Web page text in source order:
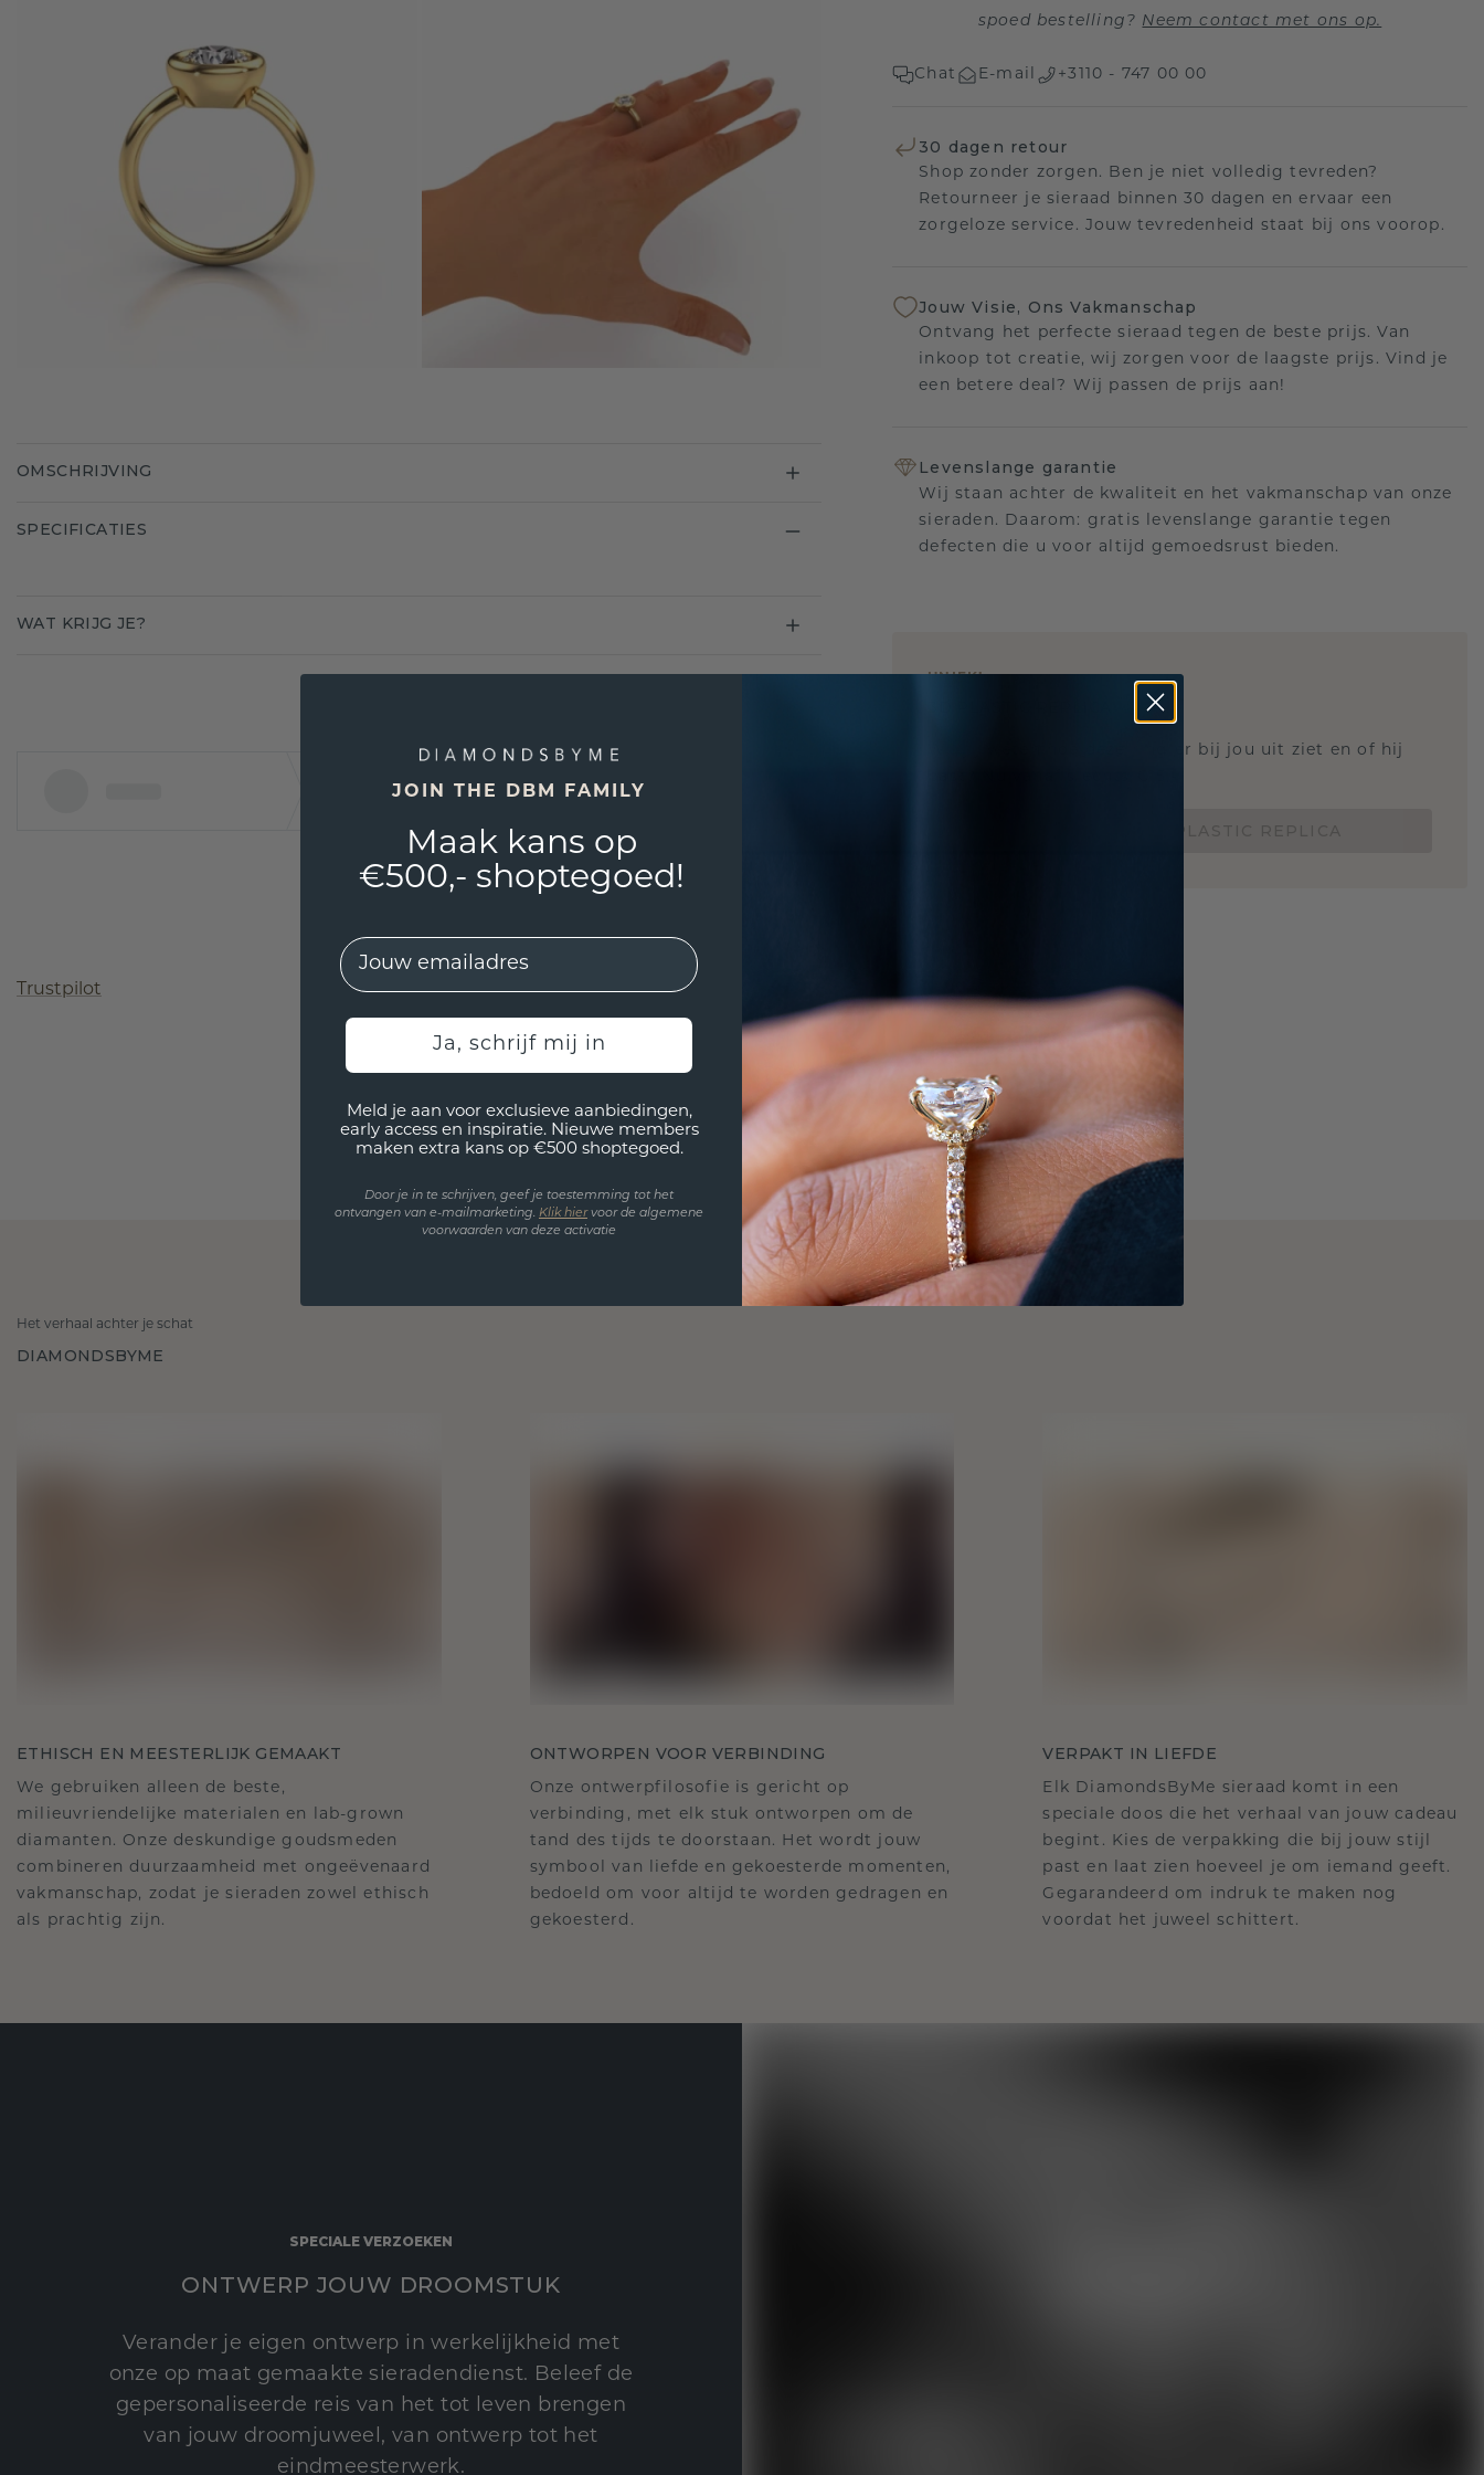
spoed bestelling? Neem contact met ons op.
Chat E-mail +3110 - 747 00 00
30 dagen retour
Shop zonder zorgen. Ben je niet volledig tevreden?
Retourneer je sieraad binnen 30 dagen en ervaar een
zorgeloze service. Jouw tevredenheid staat bij ons voorop.
Jouw Visie, Ons Vakmanschap
Ontvang het perfecte sieraad tegen de beste prijs. Van
inkoop tot creatie, wij zorgen voor de laagste prijs. Vind je
een betere deal? Wij passen de prijs aan!
Levenslange garantie
Wij staan achter de kwaliteit en het vakmanschap van onze
sieraden. Daarom: gratis levenslange garantie tegen
defecten die u voor altijd gemoedsrust bieden.
UNIEK!
Wil jij weten hoe deze ring er bij jou uit ziet en of hij
OMSCHRIJVING
SPECIFICATIES
WAT KRIJG JE?
Trustpilot
Het verhaal achter je schat
DIAMONDSBYME
ETHISCH EN MEESTERLIJK GEMAAKT
We gebruiken alleen de beste,
milieuvriendelijke materialen en lab-grown
diamanten. Onze deskundige goudsmeden
combineren duurzaamheid met ongeëvenaard
vakmanschap, zodat je sieraden zowel ethisch
als prachtig zijn.
ONTWORPEN VOOR VERBINDING
Onze ontwerpfilosofie is gericht op
verbinding, met elk stuk ontworpen om de
tand des tijds te doorstaan. Het wordt jouw
symbool van liefde en gekoesterde momenten,
bedoeld om voor altijd te worden gedragen en
gekoesterd.
VERPAKT IN LIEFDE
Elk DiamondsByMe sieraad komt in een
speciale doos die het verhaal van jouw cadeau
begint. Kies de verpakking die bij jouw stijl
past en laat zien hoeveel je om iemand geeft.
Gegarandeerd om indruk te maken nog
voordat het juweel schittert.
SPECIALE VERZOEKEN
ONTWERP JOUW DROOMSTUK
Verander je eigen ontwerp in werkelijkheid met
onze op maat gemaakte sieradendienst. Beleef de
gepersonaliseerde reis van het tot leven brengen
van jouw droomjuweel, van ontwerp tot het
eindmeesterwerk.
JOIN THE DBM FAMILY
Maak kans op
€500,- shoptegoed!
EMail
Ja, schrijf mij in
Meld je aan voor exclusieve aanbiedingen,
early access en inspiratie. Nieuwe members
maken extra kans op €500 shoptegoed.
Door je in te schrijven, geef je toestemming tot het
ontvangen van e-mailmarketing. Klik hiervoor de algemene
voorwaarden van deze activatie